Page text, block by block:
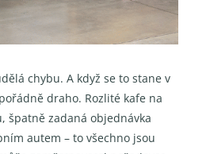
chybu. A když se to stane v
draho. Rozlité kafe na
špatně zadaná objednávka
autem – to všechno jsou